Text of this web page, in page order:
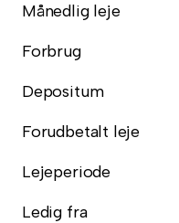
Månedlig leje
Forbrug
Depositum
Forudbetalt leje
Lejeperiode
Ledig fra